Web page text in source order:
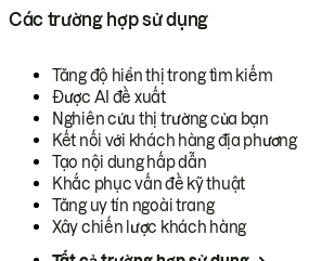
Các trường hợp sử dụng
Tăng độ hiển thị trong tìm kiếm
Được AI đề xuất
Nghiên cứu thị trường của bạn
Kết nối với khách hàng địa phương
Tạo nội dung hấp dẫn
Khắc phục vấn đề kỹ thuật
Tăng uy tín ngoài trang
Xây chiến lược khách hàng